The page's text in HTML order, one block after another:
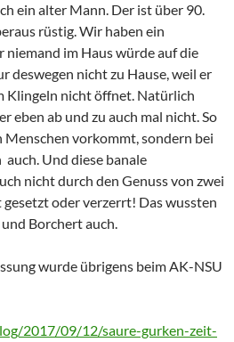
ein alter Mann. Der ist über 90.
rüstig. Wir haben ein
niemand im Haus würde auf die
deswegen nicht zu Hause, weil er
Klingeln nicht öffnet. Natürlich
eben ab und zu auch mal nicht. So
vorkommt, sondern bei
Und diese banale
nicht durch den Genuss von zwei
oder verzerrt! Das wussten
Borchert auch.
wurde übrigens beim AK-NSU
2017/09/12/saure-gurken-zeit-